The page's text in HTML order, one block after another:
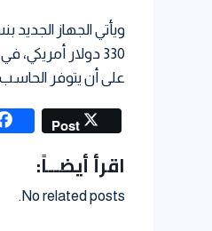
على أن يتوفر
Post
اقرأ أيضــاً:
No related posts.